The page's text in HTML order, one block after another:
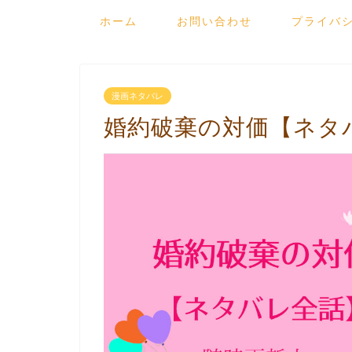
ホーム お問い合わせ プライバ
漫画ネタバレ
婚約破棄の対価【ネ